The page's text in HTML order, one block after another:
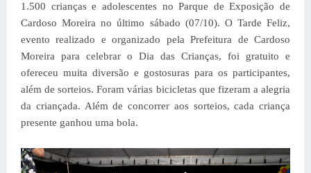
1.500 crianças e adolescentes no Parque de Exposição de
Cardoso Moreira no último sábado (07/10). O Tarde Feliz,
evento realizado e organizado pela Prefeitura de Cardoso
Moreira para celebrar o Dia das Crianças, foi gratuito e
ofereceu muita diversão e gostosuras para os participantes,
além de sorteios. Foram várias bicicletas que fizeram a alegria
da criançada. Além de concorrer aos sorteios, cada criança
presente ganhou uma bola.